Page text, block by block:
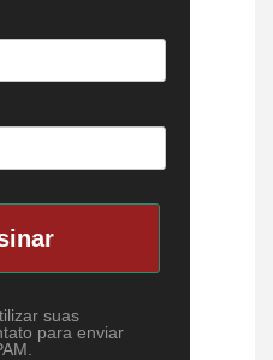
suas
para enviar